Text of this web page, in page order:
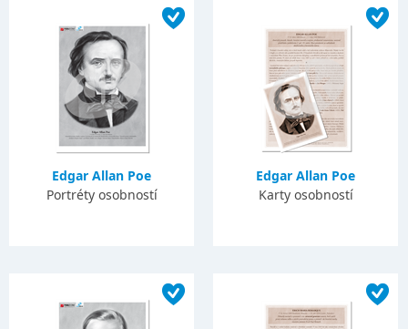
Edgar Allan Poe
Portréty osobností
Edgar Allan Poe
Karty osobností